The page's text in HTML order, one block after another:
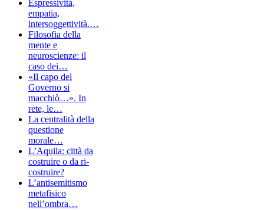
Espressività,
empatia,
intersoggettività.…
Filosofia della
mente e
neuroscienze: il
caso dei…
«Il capo del
Governo si
macchiò…». In
rete, le…
La centralità della
questione
morale…
L’Aquila: città da
costruire o da ri-
costruire?
L’antisemitismo
metafisico
nell’ombra…